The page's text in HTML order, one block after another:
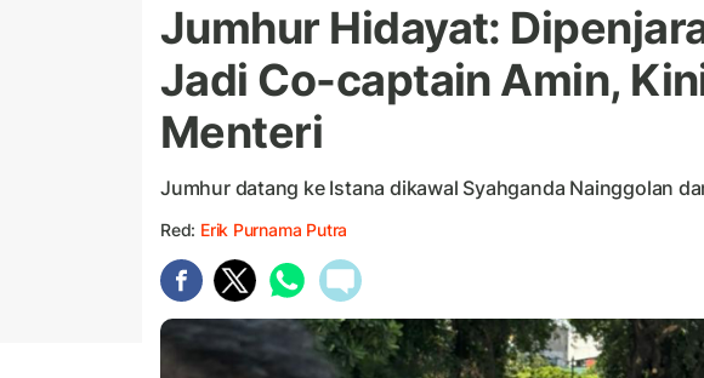
Jumhur Hidayat:
Jadi Co-captain Amin,
Menteri
Jumhur datang ke Istana dikawal Syahganda Nainggolan
Red: Erik Purnama Putra